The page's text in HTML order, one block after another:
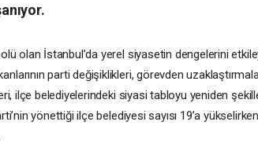
olan İstanbul’da yerel siyasetin dengelerini
parti değişiklikleri, görevden
ilçe belediyelerindeki siyasi tabloyu yeniden
yönettiği ilçe belediyesi sayısı 19’a